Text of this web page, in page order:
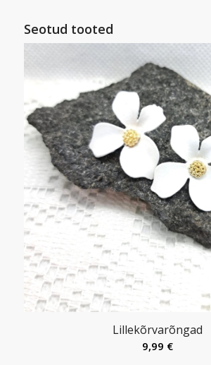
Seotud tooted
Lillekõrvarõngad
9,99 €